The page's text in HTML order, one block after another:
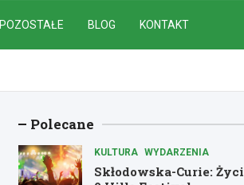
POZOSTAŁE BLOG KONTAKT
Polecane
KULTURA WYDARZENIA
Skłodowska-Curie: